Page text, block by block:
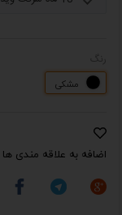
مشکی
اضافه به علاقه مندی ها